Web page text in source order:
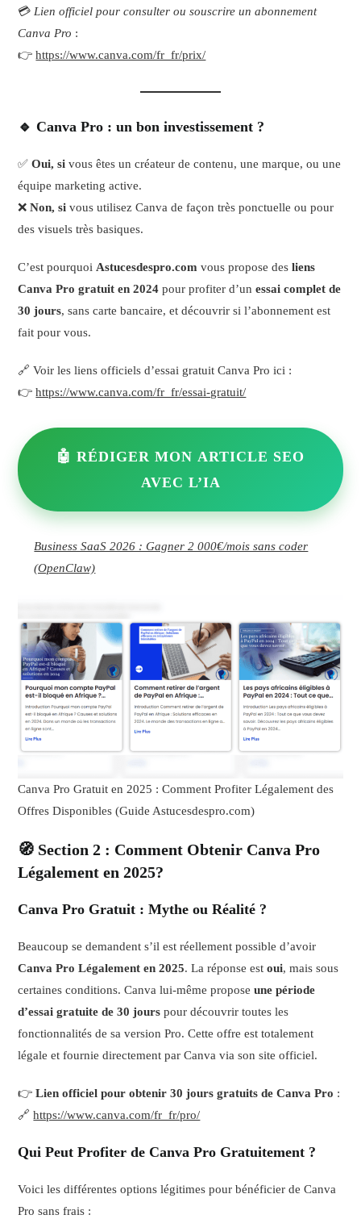
💳Lien officiel pour consulter ou souscrire un abonnement
Canva Pro :
👉https://www.canva.com/fr_fr/prix/
🔹 Canva Pro : un bon investissement ?
✅Oui, si vous êtes un créateur de contenu, une marque, ou une
équipe marketing active.
❌Non, si vous utilisez Canva de façon très ponctuelle ou pour
des visuels très basiques.
C’est pourquoiAstucesdespro.com vous propose desliens
Canva Pro gratuit en 2024 pour profiter d’unessai complet de
30 jours, sans carte bancaire, et découvrir si l’abonnement est
fait pour vous.
🔗 Voir les liens officiels d’essai gratuit Canva Pro ici :
👉https://www.canva.com/fr_fr/essai-gratuit/
🤖 RÉDIGER MON ARTICLE SEO
AVEC L’IA
Business SaaS 2026 : Gagner 2 000€/mois sans coder
(OpenClaw)
Canva Pro Gratuit en 2025 : Comment Profiter Légalement des
Offres Disponibles (Guide Astucesdespro.com)
🧭 Section 2 : Comment Obtenir Canva Pro
Légalement en 2025?
Canva Pro Gratuit : Mythe ou Réalité ?
Beaucoup se demandent s’il est réellement possible d’avoir
Canva Pro Légalement en 2025. La réponse estoui, mais sous
certaines conditions. Canva lui-même proposeune période
d’essai gratuite de 30 jours pour découvrir toutes les
fonctionnalités de sa version Pro. Cette offre est totalement
légale et fournie directement par Canva via son site officiel.
👉Lien officiel pour obtenir 30 jours gratuits de Canva Pro :
🔗https://www.canva.com/fr_fr/pro/
Qui Peut Profiter de Canva Pro Gratuitement ?
Voici les différentes options légitimes pour bénéficier de Canva
Pro sans frais :